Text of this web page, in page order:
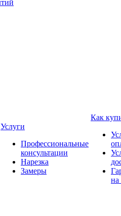
Услуги
Профессиональные
консультации
Нарезка
Замеры
Как
на